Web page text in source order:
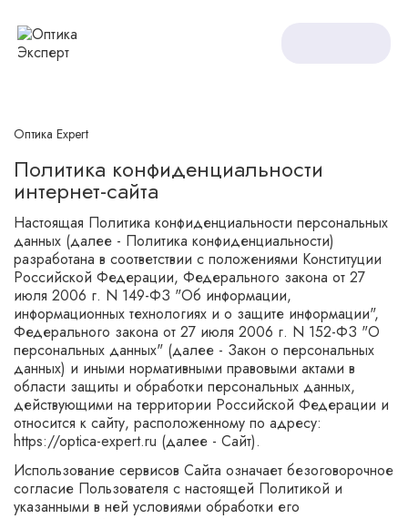
Оптика Expert
Политика конфиденциальности
интернет-сайта
Настоящая Политика конфиденциальности персональных
данных (далее - Политика конфиденциальности)
разработана в соответствии с положениями Конституции
Российской Федерации, Федерального закона от 27
июля 2006 г. N 149-ФЗ "Об информации,
информационных технологиях и о защите информации",
Федерального закона от 27 июля 2006 г. N 152-ФЗ "О
персональных данных" (далее - Закон о персональных
данных) и иными нормативными правовыми актами в
области защиты и обработки персональных данных,
действующими на территории Российской Федерации и
относится к сайту, расположенному по адресу:
https://optica-expert.ru (далее - Сайт).
Использование сервисов Сайта означает безоговорочное
согласие Пользователя с настоящей Политикой и
указанными в ней условиями обработки его